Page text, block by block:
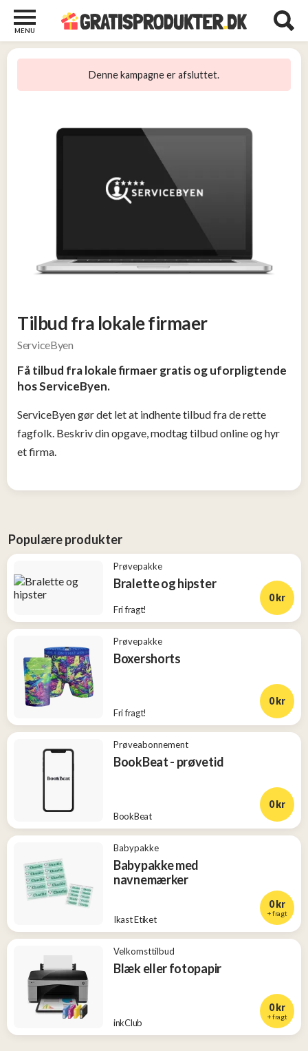
MENU
Denne kampagne er afsluttet.
Tilbud fra lokale firmaer
ServiceByen
Få tilbud fra lokale firmaer gratis og uforpligtende
hos ServiceByen.
ServiceByen gør det let at indhente tilbud fra de rette
fagfolk. Beskriv din opgave, modtag tilbud online og hyr
et firma.
Populære produkter
Prøvepakke
Bralette og hipster
Fri fragt!
0 kr
Prøvepakke
Boxershorts
Fri fragt!
0 kr
Prøveabonnement
BookBeat - prøvetid
BookBeat
0 kr
Babypakke
Babypakke med
navnemærker
Ikast Etiket
0 kr
+ fragt
Velkomsttilbud
Blæk eller fotopapir
inkClub
0 kr
+ fragt
Børn
Streaming
og
2
Konkurrencer
Nye
produkter